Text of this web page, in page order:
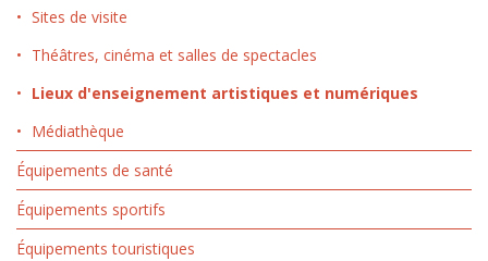
Sites de visite
Théâtres, cinéma et salles de spectacles
Lieux d'enseignement artistiques et numériques
Médiathèque
Équipements de santé
Équipements sportifs
Équipements touristiques